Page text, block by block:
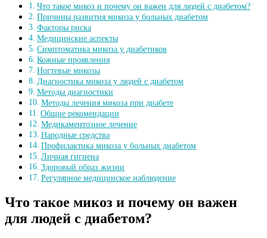
Что такое микоз и почему он важен для людей с диабетом?
Причины развития микоза у больных диабетом
Факторы риска
Медицинские аспекты
Симптоматика микоза у диабетиков
Кожные проявления
Ногтевые микозы
Диагностика микоза у людей с диабетом
Методы диагностики
Методы лечения микоза при диабете
Общие рекомендации
Медикаментозное лечение
Народные средства
Профилактика микоза у больных диабетом
Личная гигиена
Здоровый образ жизни
Регулярное медицинское наблюдение
Что такое микоз и почему он важен
для людей с диабетом?